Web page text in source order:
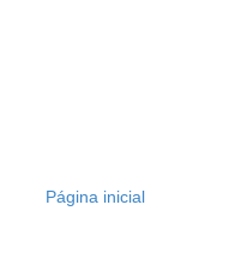
Página inicial